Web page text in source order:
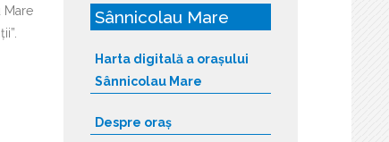
Mare
Sânnicolau Mare
Harta digitală a orașului
Sânnicolau Mare
Despre oraș